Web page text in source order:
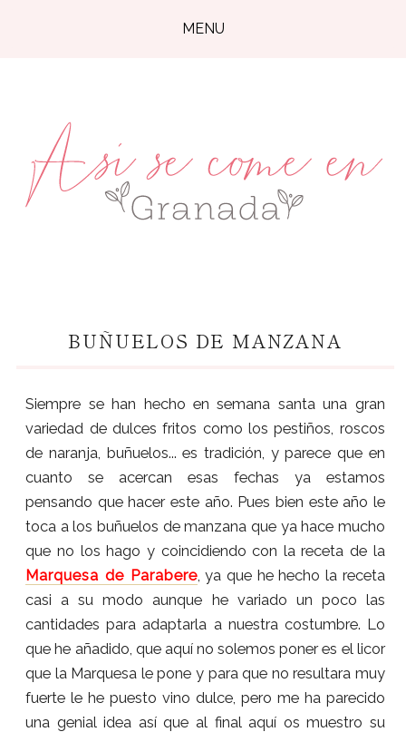
MENU
BUÑUELOS DE MANZANA
Siempre se han hecho en semana santa una gran
variedad de dulces fritos como los pestiños, roscos
de naranja, buñuelos... es tradición, y parece que en
cuanto se acercan esas fechas ya estamos
pensando que hacer este año. Pues bien este año le
toca a los buñuelos de manzana que ya hace mucho
que no los hago y coincidiendo con la receta de la
Marquesa de Parabere, ya que he hecho la receta
casi a su modo aunque he variado un poco las
cantidades para adaptarla a nuestra costumbre. Lo
que he añadido, que aquí no solemos poner es el licor
que la Marquesa le pone y para que no resultara muy
fuerte le he puesto vino dulce, pero me ha parecido
una genial idea así que al final aquí os muestro su